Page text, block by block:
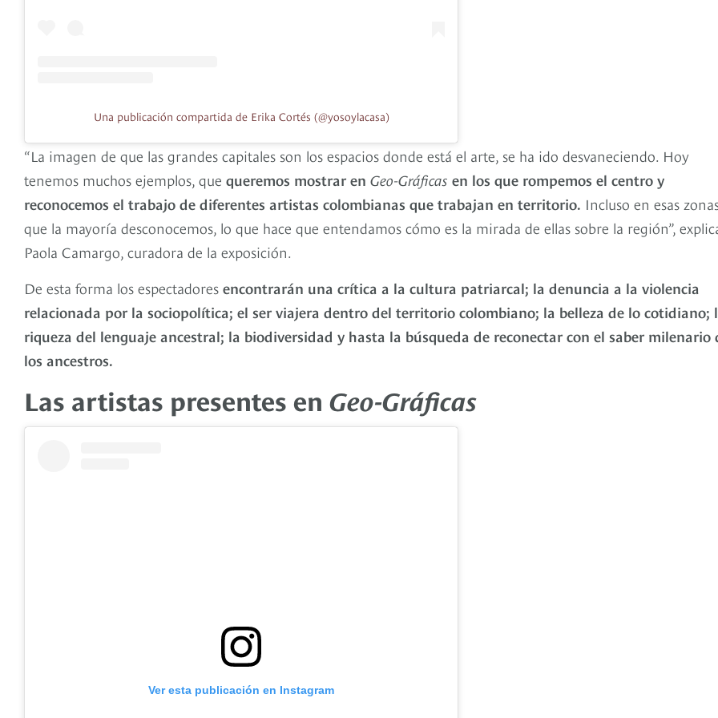
Una publicación compartida de Erika Cortés (@yosoylacasa)
“La imagen de que las grandes capitales son los espacios donde está el arte, se ha ido desvaneciendo. Hoy
tenemos muchos ejemplos, que queremos mostrar en Geo-Gráficas en los que rompemos el centro y
reconocemos el trabajo de diferentes artistas colombianas que trabajan en territorio. Incluso en esas
que la mayoría desconocemos, lo que hace que entendamos cómo es la mirada de ellas sobre la región”,
Paola Camargo, curadora de la exposición.
De esta forma los espectadores encontrarán una crítica a la cultura patriarcal; la denuncia a la violencia
relacionada por la sociopolítica; el ser viajera dentro del territorio colombiano; la belleza de lo cotidiano;
riqueza del lenguaje ancestral; la biodiversidad y hasta la búsqueda de reconectar con el saber milenario
los ancestros.
Las artistas presentes en Geo-Gráficas
Ver esta publicación en Instagram